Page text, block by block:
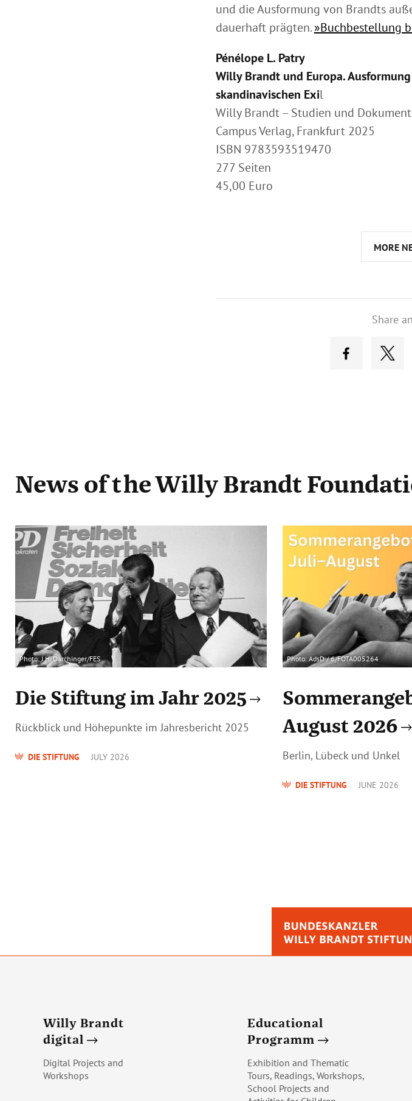
und die Ausformung von Brandts
dauerhaft prägten.»Buchbestellung
Pénélope L. Patry
Willy Brandt und Europa.
skandinavischen Exil
Willy Brandt – Studien und
Campus Verlag, Frankfurt 2025
ISBN 9783593519470
277 Seiten
45,00 Euro
MORE
Share
News of the Willy Brandt
Photo: J.H. Darchinger/FES
Die Stiftung im Jahr 2025
Rückblick und Höhepunkte im Jahresbericht 2025
DIE STIFTUNG JULY 2026
Photo: AdsD / 6/FOTA005264
August 2026
Berlin, Lübeck und Unkel
DIE STIFTUNG JUNE 2026
Willy Brandt
digital
Digital Projects and
Workshops
Educational
Programm
Exhibition and Thematic
Tours, Readings, Workshops,
School Projects and